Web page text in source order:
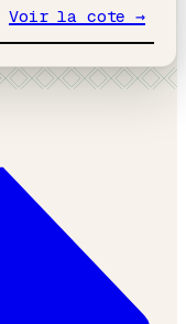
Voir la cote →